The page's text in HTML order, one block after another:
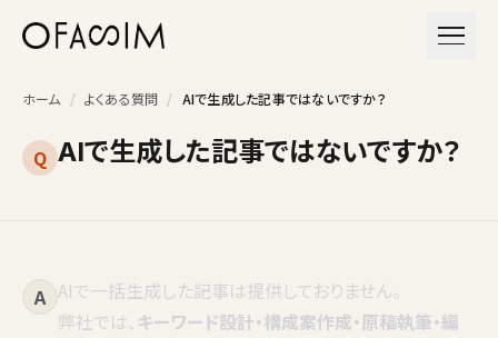
メニ
ホーム / よくある質問 / AIで生成した記事ではないですか？
Q AIで生成した記事ではないですか？
A AIで一括生成した記事は提供しておりません。
弊社では、 キーワード設計・構成案作成・原稿執筆・編